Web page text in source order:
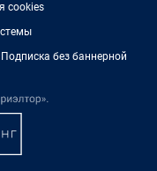
cookies
без баннерной